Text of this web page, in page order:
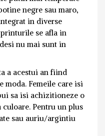
negre sau maro,
in diverse
se afla in
nu mai sunt in
a acestui an fiind
moda. Femeile care isi
sa isi achizitioneze o
Pentru un plus
sau auriu/argintiu